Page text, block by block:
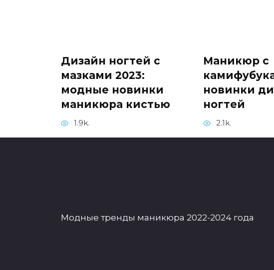
Дизайн ногтей с
мазками 2023:
модные новинки
маникюра кистью
1.9k.
Маникюр с
новинки
ногтей
2.1k.
Модные тренды маникюра 2022-2024 года